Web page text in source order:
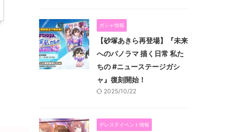
ガシャ情報
【砂塚あきら再登場】『未来
へのパノラマ 描く日常 私た
ちの #ニューステージガシ
ャ』復刻開始！
2025/10/22
デレステイベント情報